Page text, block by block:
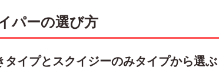
パーの選び方
タイプとスクイジーのみタイプから選ぶ